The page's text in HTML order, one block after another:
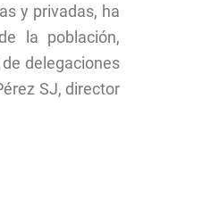
y privadas, ha
la población,
delegaciones
SJ, director